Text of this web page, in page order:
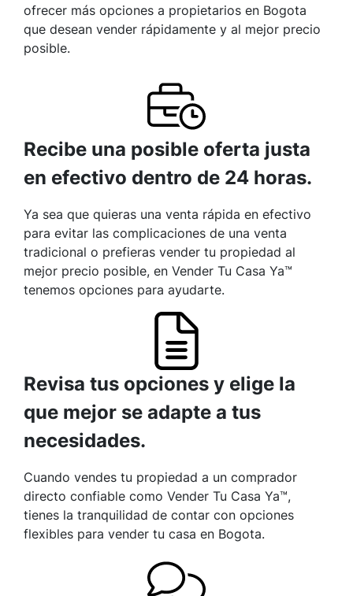
ofrecer más opciones a propietarios en Bogota
que desean vender rápidamente y al mejor precio
posible.
Recibe una posible oferta justa
en efectivo dentro de 24 horas.
Ya sea que quieras una venta rápida en efectivo
para evitar las complicaciones de una venta
tradicional o prefieras vender tu propiedad al
mejor precio posible, en Vender Tu Casa Ya™
tenemos opciones para ayudarte.
Revisa tus opciones y elige la
que mejor se adapte a tus
necesidades.
Cuando vendes tu propiedad a un comprador
directo confiable como Vender Tu Casa Ya™,
tienes la tranquilidad de contar con opciones
flexibles para vender tu casa en Bogota.